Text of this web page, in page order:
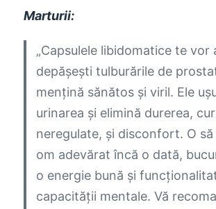
Marturii:
„Capsulele libidomatice te vor
depășești tulburările de
mențină sănătos și viril. Ele
urinarea și elimină durerea,
neregulate, și disconfort. O să
om adevărat încă o dată,
o energie bună și
capacității mentale. Vă